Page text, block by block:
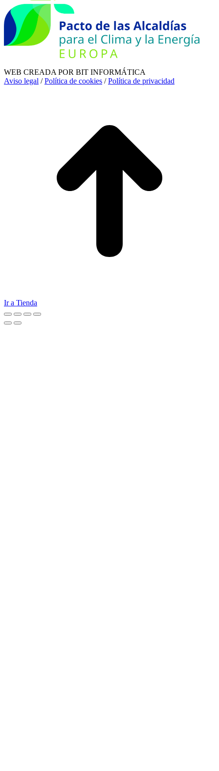
WEB CREADA POR BIT INFORMÁTICA
Aviso legal /Política de cookies /Política de privacidad
Ir a Tienda